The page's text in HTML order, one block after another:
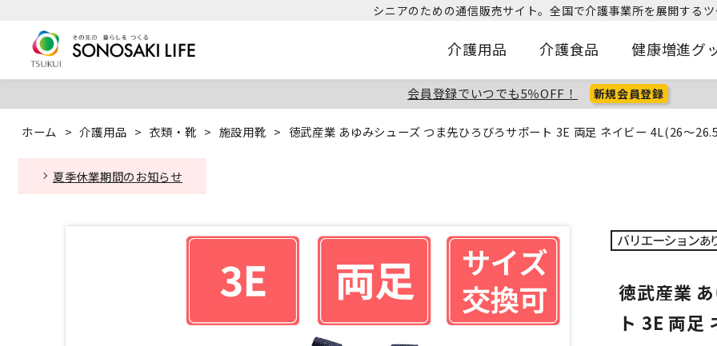
シニアのための通信販売サイト。全国で介護事業所を展開する
介護用品 介護食品 健康増進グ
会員登録でいつでも5％OFF！ 新規会員登録
ホーム > 介護用品 > 衣類・靴 > 施設用靴 > 徳武産業 あゆみシューズ つま先ひろびろサポート 3E 両足 ネイビー 4L(26～
夏季休業期間のお知らせ
徳武産業
ト 3E 両